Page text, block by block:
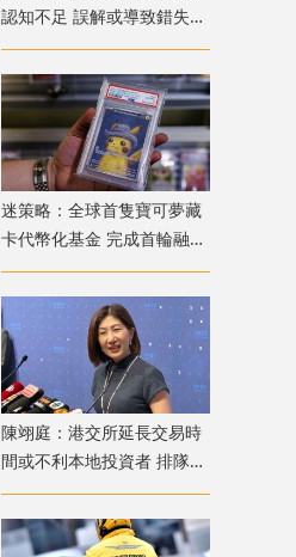
認知不足 誤解或導致錯失
「黃金預防期」
迷策略：全球首隻寶可夢藏
卡代幣化基金 完成首輪融資
兼獲超購
陳翊庭：港交所延長交易時
間或不利本地投資者 排隊上
市公司數量創新高